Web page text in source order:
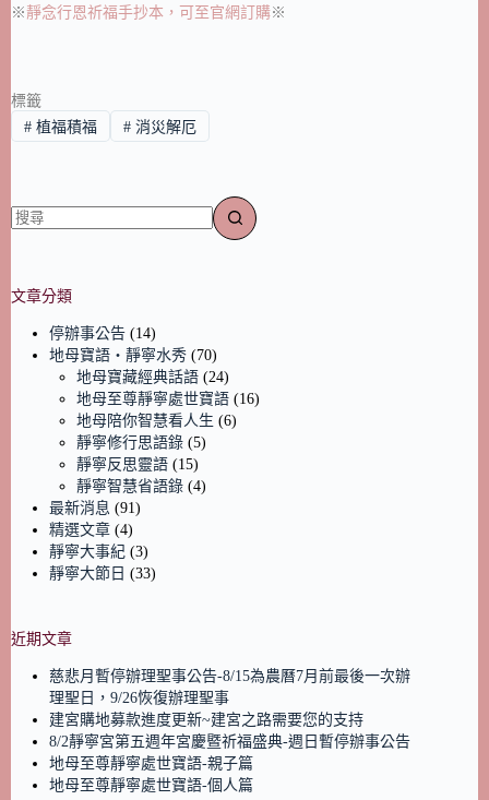
※靜念行恩祈福手抄本，可至官網訂購※
標籤
#植福積福 #消災解厄
文章分類
停辦事公告 (14)
地母寶語‧靜寧水秀 (70)
地母寶藏經典話語 (24)
地母至尊靜寧處世寶語 (16)
地母陪你智慧看人生 (6)
靜寧修行思語錄 (5)
靜寧反思靈語 (15)
靜寧智慧省語錄 (4)
最新消息 (91)
精選文章 (4)
靜寧大事紀 (3)
靜寧大節日 (33)
近期文章
慈悲月暫停辦理聖事公告-8/15為農曆7月前最後一次辦
理聖日，9/26恢復辦理聖事
建宮購地募款進度更新~建宮之路需要您的支持
8/2靜寧宮第五週年宮慶暨祈福盛典-週日暫停辦事公告
地母至尊靜寧處世寶語-親子篇
地母至尊靜寧處世寶語-個人篇